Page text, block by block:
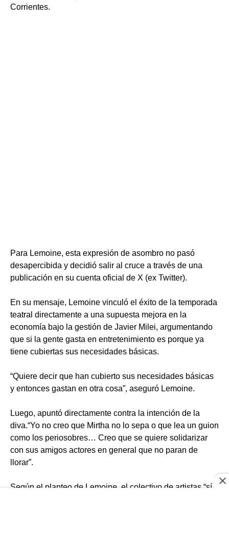
Corrientes.
Para Lemoine, esta expresión de asombro no pasó
desapercibida y decidió salir al cruce a través de una
publicación en su cuenta oficial de X (ex Twitter).
En su mensaje, Lemoine vinculó el éxito de la temporada
teatral directamente a una supuesta mejora en la
economía bajo la gestión de Javier Milei, argumentando
que si la gente gasta en entretenimiento es porque ya
tiene cubiertas sus necesidades básicas.
“Quiere decir que han cubierto sus necesidades básicas
y entonces gastan en otra cosa”, aseguró Lemoine.
Luego, apuntó directamente contra la intención de la
diva.“Yo no creo que Mirtha no lo sepa o que lea un guion
como los periosobres… Creo que se quiere solidarizar
con sus amigos actores en general que no paran de
llorar”.
Según el planteo de Lemoine, el colectivo de artistas “sí